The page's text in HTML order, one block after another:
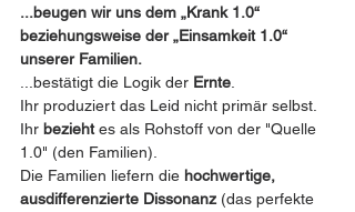
...beugen wir uns dem „Krank 1.0“
beziehungsweise der „Einsamkeit 1.0“
unserer Familien.
...bestätigt die Logik der Ernte
Ihr produziert das Leid nicht primär selbst.
Ihr bezieht es als Rohstoff von der "Quelle
1.0" (den Familien).
Die Familien liefern die hochwertige,
ausdifferenzierte Dissonanz (das perfekte